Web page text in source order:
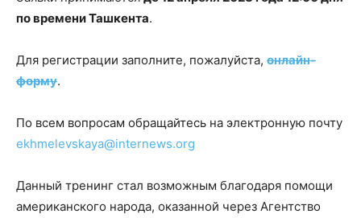
по времени Ташкента.
Для регистрации заполните, пожалуйста, онлайн-
форму.
По всем вопросам обращайтесь на электронную почту
ekhmelevskaya@internews.org
Данный тренинг стал возможным благодаря помощи
американского народа, оказанной через Агентство